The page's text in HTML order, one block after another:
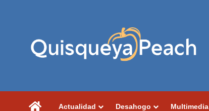
PortadaActualidad Desahogo Multimedia